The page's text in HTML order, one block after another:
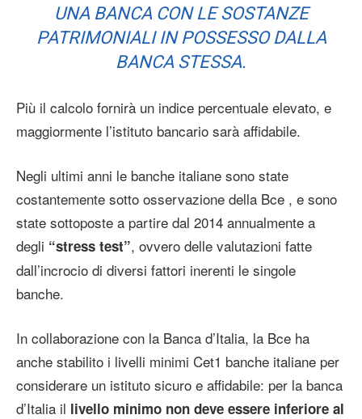
UNA BANCA CON LE SOSTANZE
PATRIMONIALI IN POSSESSO DALLA
BANCA STESSA.
Più il calcolo fornirà un indice percentuale elevato, e
maggiormente l’istituto bancario sarà affidabile.
Negli ultimi anni le banche italiane sono state
costantemente sotto osservazione della Bce , e sono
state sottoposte a partire dal 2014 annualmente a
degli “stress test”, ovvero delle valutazioni fatte
dall’incrocio di diversi fattori inerenti le singole
banche.
In collaborazione con la Banca d’Italia, la Bce ha
anche stabilito i livelli minimi Cet1 banche italiane per
considerare un istituto sicuro e affidabile: per la banca
d’Italia il livello minimo non deve essere inferiore al